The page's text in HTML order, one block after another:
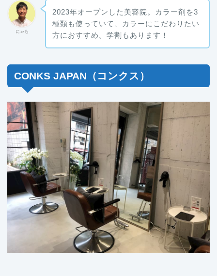
にゃも
2023年オープンした美容院。カラー剤を3
種類も使っていて、カラーにこだわりたい
方におすすめ。学割もあります！
CONKS JAPAN（コンクス）